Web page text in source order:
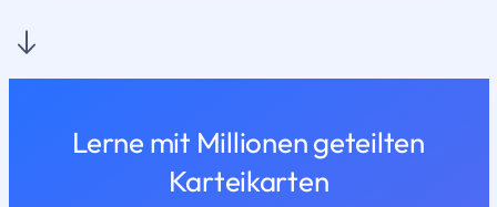
Lerne mit Millionen geteilten
Karteikarten